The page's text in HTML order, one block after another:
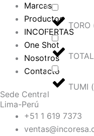
TORO
TUMI (
Marcas
Productos
INCOFERTAS
One Shot
Nosotros
Contacto
Sede Central
Lima-Perú
+51 1 619 7373